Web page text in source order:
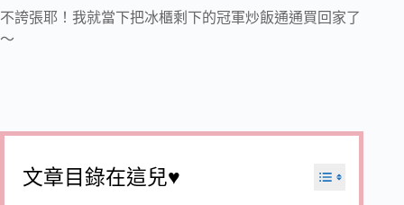
不誇張耶！我就當下把冰櫃剩下的冠軍炒飯通通買回家了
～
文章目錄在這兒♥